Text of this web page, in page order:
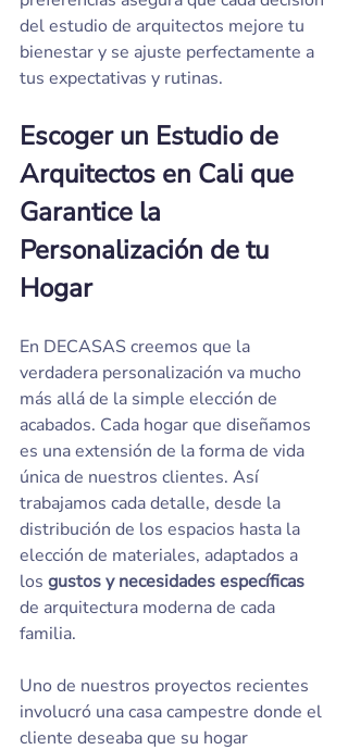
del estudio de arquitectos mejore tu
bienestar y se ajuste perfectamente a
tus expectativas y rutinas.
Escoger un Estudio de
Arquitectos en Cali que
Garantice la
Personalización de tu
Hogar
En DECASAS creemos que la
verdadera personalización va mucho
más allá de la simple elección de
acabados. Cada hogar que diseñamos
es una extensión de la forma de vida
única de nuestros clientes. Así
trabajamos cada detalle, desde la
distribución de los espacios hasta la
elección de materiales, adaptados a
los gustos y necesidades específicas
de arquitectura moderna de cada
familia.
Uno de nuestros proyectos recientes
involucró una casa campestre donde el
cliente deseaba que su hogar